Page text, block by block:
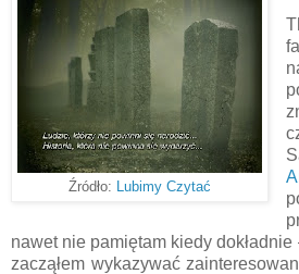
Źródło: Lubimy Czytać
nawet nie pamiętam kiedy
zacząłem wykazywać